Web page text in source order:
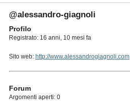
@alessandro-giagnoli
Profilo
Registrato: 16 anni, 10 mesi fa
Sito web: http://www.alessandrogiagnoli.com
Forum
Argomenti aperti: 0